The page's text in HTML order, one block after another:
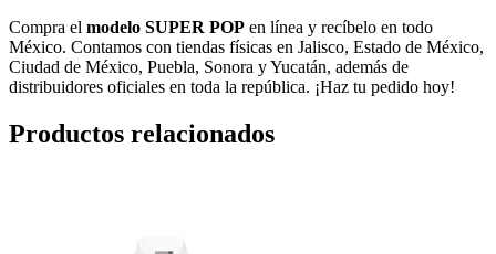
Compra el modelo SUPER POP en línea y recíbelo en todo
México. Contamos con tiendas físicas en Jalisco, Estado de México,
Ciudad de México, Puebla, Sonora y Yucatán, además de
distribuidores oficiales en toda la república. ¡Haz tu pedido hoy!
Productos relacionados